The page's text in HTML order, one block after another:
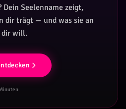
Dein Seelenname zeigt,
dir trägt — und was sie an
dir will.